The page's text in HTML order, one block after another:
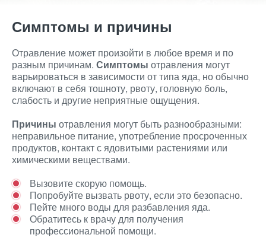
Симптомы и причины
Отравление может произойти в любое время и по
разным причинам. Симптомы отравления могут
варьироваться в зависимости от типа яда, но обычно
включают в себя тошноту, рвоту, головную боль,
слабость и другие неприятные ощущения.
Причины отравления могут быть разнообразными:
неправильное питание, употребление просроченных
продуктов, контакт с ядовитыми растениями или
химическими веществами.
Вызовите скорую помощь.
Попробуйте вызвать рвоту, если это безопасно.
Пейте много воды для разбавления яда.
Обратитесь к врачу для получения
профессиональной помощи.